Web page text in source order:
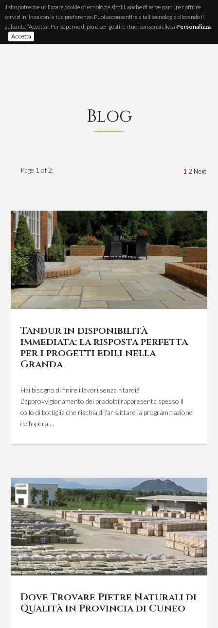
IT FR EN
Blog
Page 1 of 2. 1 2 Next
Tandur in disponibilità
immediata: la risposta perfetta
per i progetti edili nella
Granda
Hai bisogno di finire i lavori senza ritardi?
L'approvvigionamento dei prodotti rappresenta spesso il
collo di bottiglia che rischia di far slittare la programmazione
dell'opera....
Dove Trovare Pietre Naturali di
Qualità in Provincia di Cuneo
Il sito potrebbe utilizzare cookie o tecnologie simili, anche di terze parti, per offrire
servizi in linea con le tue preferenze. Puoi acconsentire a tali tecnologie cliccando il
pulsante “Accetta”. Per saperne di più o per gestire i tuoi consensi clicca Personalizza.
Accetta